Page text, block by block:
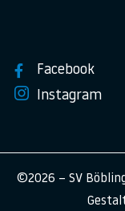
Facebook
Instagram
©2026 – SV